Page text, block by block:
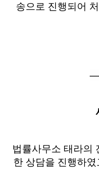
송으로 진행되어
―
법률사무소 태라의
한 상담을 진행하